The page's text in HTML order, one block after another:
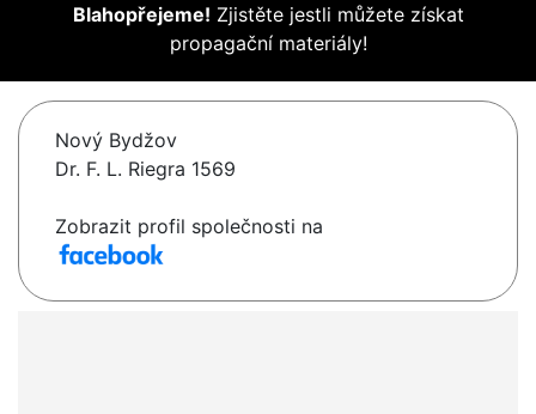
Blahopřejeme! Zjistěte jestli můžete získat
propagační materiály!
Nový Bydžov
Dr. F. L. Riegra 1569
Zobrazit profil společnosti na